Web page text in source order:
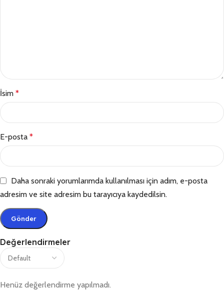
Değerlendirmeler
Henüz değerlendirme yapılmadı.
İsim *
E-posta *
Daha sonraki yorumlarımda kullanılması için adım, e-posta
adresim ve site adresim bu tarayıcıya kaydedilsin.